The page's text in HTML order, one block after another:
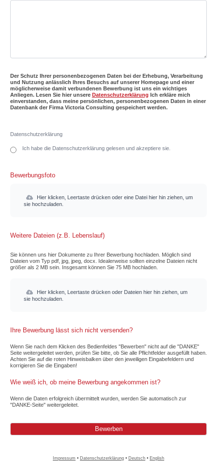
Der Schutz Ihrer personenbezogenen Daten bei der Erhebung, Verarbeitung
und Nutzung anlässlich Ihres Besuchs auf unserer Homepage und einer
möglicherweise damit verbundenen Bewerbung ist uns ein wichtiges
Anliegen. Lesen Sie hier unsere Datenschutzerklärung Ich erkläre mich
einverstanden, dass meine persönlichen, personenbezogenen Daten in einer
Datenbank der Firma Victoria Consulting gespeichert werden.
Datenschutzerklärung
Ich habe die Datenschutzerklärung gelesen und akzeptiere sie.
Bewerbungsfoto
Hier klicken, Leertaste drücken oder eine Datei hier hin ziehen, um
sie hochzuladen.
Weitere Dateien (z.B. Lebenslauf)
Sie können uns hier Dokumente zu Ihrer Bewerbung hochladen. Möglich sind
Dateien vom Typ pdf, jpg, jpeg, docx. Idealerweise sollten einzelne Dateien nicht
größer als 2 MB sein. Insgesamt können Sie 75 MB hochladen.
Hier klicken, Leertaste drücken oder Dateien hier hin ziehen, um
sie hochzuladen.
Ihre Bewerbung lässt sich nicht versenden?
Wenn Sie nach dem Klicken des Bedienfeldes "Bewerben" nicht auf die "DANKE"
Seite weitergeleitet werden, prüfen Sie bitte, ob Sie alle Pflichtfelder ausgefüllt haben.
Achten Sie auf die roten Hinweisbalken über den jeweiligen Eingabefeldern und
korrigieren Sie die Eingaben!
Wie weiß ich, ob meine Bewerbung angekommen ist?
Wenn die Daten erfolgreich übermittelt wurden, werden Sie automatisch zur
"DANKE-Seite" weitergeleitet.
Impressum • Datenschutzerklärung • Deutsch • English